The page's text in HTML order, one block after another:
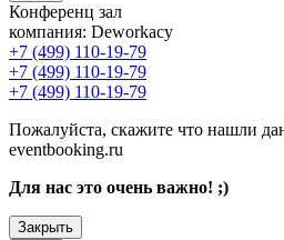
Конференц зал
компания: Deworkacy
+7 (499) 110-19-79
+7 (499) 110-19-79
+7 (499) 110-19-79
Пожалуйста, скажите что нашли
eventbooking.ru
Для нас это очень важно! ;)
Закрыть